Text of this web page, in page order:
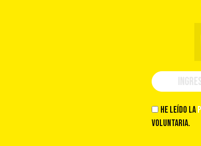
He leído la
voluntaria.